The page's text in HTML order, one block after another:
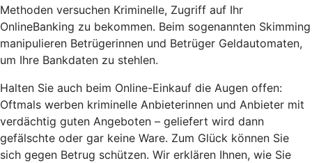
Methoden versuchen Kriminelle, Zugriff auf Ihr
OnlineBanking zu bekommen. Beim sogenannten Skimming
manipulieren Betrügerinnen und Betrüger Geldautomaten,
um Ihre Bankdaten zu stehlen.
Halten Sie auch beim Online-Einkauf die Augen offen:
Oftmals werben kriminelle Anbieterinnen und Anbieter mit
verdächtig guten Angeboten – geliefert wird dann
gefälschte oder gar keine Ware. Zum Glück können Sie
sich gegen Betrug schützen. Wir erklären Ihnen, wie Sie